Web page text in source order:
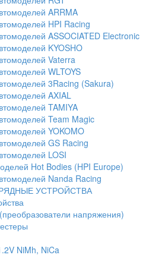
ARRMA
HPI Racing
ASSOCIATED Electronic
KYOSHO
Vaterra
WLTOYS
3Racing (Sakura)
AXIAL
TAMIYA
Team Magic
YOKOMO
GS Racing
LOSI
Hot Bodies (HPI Europe)
Nanda Racing
УСТРОЙСТВА
напряжения)
NiMh, NiCa